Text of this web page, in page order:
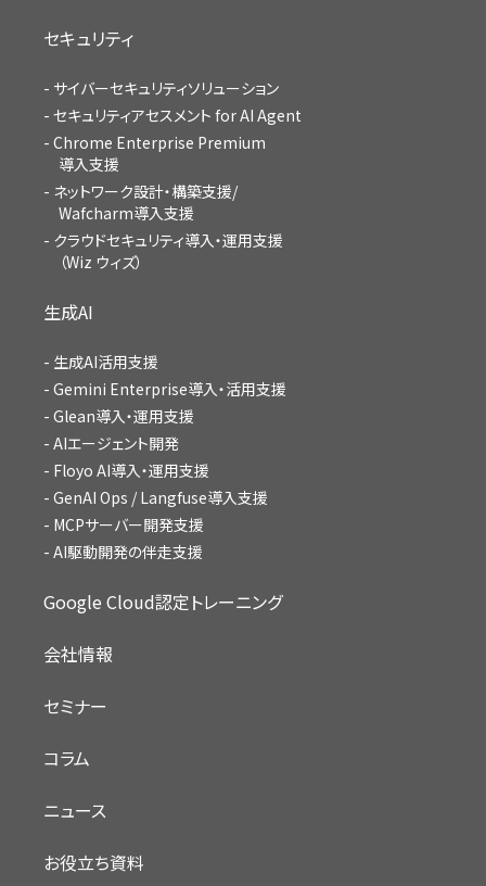
セキュリティ
サイバーセキュリティソリューション
セキュリティアセスメント for AI Agent
Chrome Enterprise Premium
導入支援
ネットワーク設計・構築支援/
Wafcharm導入支援
クラウドセキュリティ導入・運用支援
（Wiz ウィズ）
生成AI
生成AI活用支援
Gemini Enterprise導入・活用支援
Glean導入・運用支援
AIエージェント開発
Floyo AI導入・運用支援
GenAI Ops / Langfuse導入支援
MCPサーバー開発支援
AI駆動開発の伴走支援
Google Cloud認定トレーニング
会社情報
セミナー
コラム
ニュース
お役立ち資料